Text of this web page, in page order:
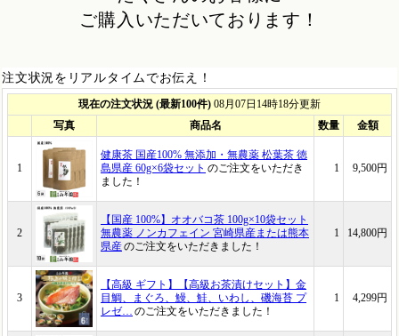
ご購入いただいております！
注文状況をリアルタイムでお伝え！